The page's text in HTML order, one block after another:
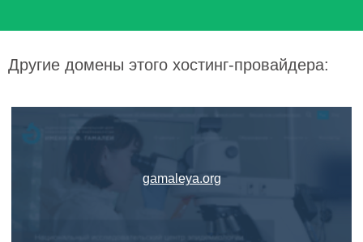
Другие домены этого хостинг-провайдера:
gamaleya.org